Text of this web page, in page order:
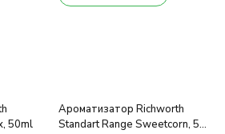
50ml
Ароматизатор Richworth
Standart Range Sweetcorn, 50